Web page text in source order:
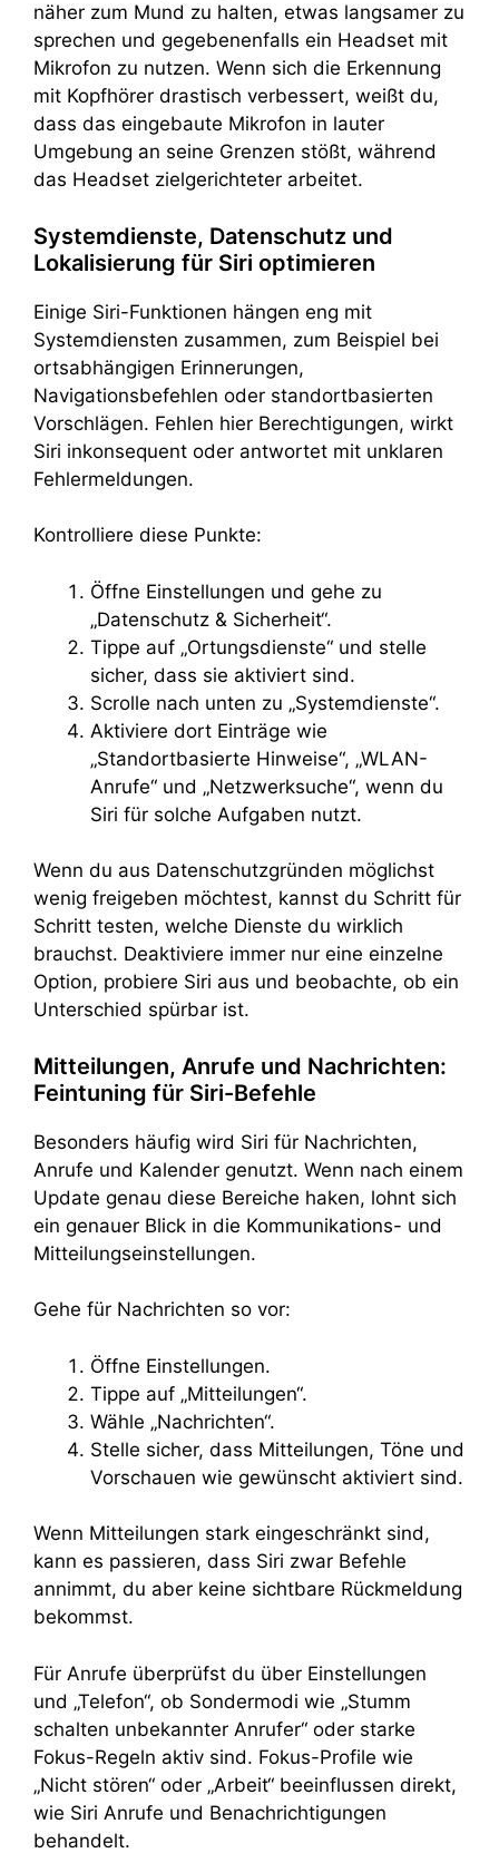
näher zum Mund zu halten, etwas langsamer zu
sprechen und gegebenenfalls ein Headset mit
Mikrofon zu nutzen. Wenn sich die Erkennung
mit Kopfhörer drastisch verbessert, weißt du,
dass das eingebaute Mikrofon in lauter
Umgebung an seine Grenzen stößt, während
das Headset zielgerichteter arbeitet.
Systemdienste, Datenschutz und
Lokalisierung für Siri optimieren
Einige Siri-Funktionen hängen eng mit
Systemdiensten zusammen, zum Beispiel bei
ortsabhängigen Erinnerungen,
Navigationsbefehlen oder standortbasierten
Vorschlägen. Fehlen hier Berechtigungen, wirkt
Siri inkonsequent oder antwortet mit unklaren
Fehlermeldungen.
Kontrolliere diese Punkte:
Öffne Einstellungen und gehe zu
„Datenschutz & Sicherheit“.
Tippe auf „Ortungsdienste“ und stelle
sicher, dass sie aktiviert sind.
Scrolle nach unten zu „Systemdienste“.
Aktiviere dort Einträge wie
„Standortbasierte Hinweise“, „WLAN-
Anrufe“ und „Netzwerksuche“, wenn du
Siri für solche Aufgaben nutzt.
Wenn du aus Datenschutzgründen möglichst
wenig freigeben möchtest, kannst du Schritt für
Schritt testen, welche Dienste du wirklich
brauchst. Deaktiviere immer nur eine einzelne
Option, probiere Siri aus und beobachte, ob ein
Unterschied spürbar ist.
Mitteilungen, Anrufe und Nachrichten:
Feintuning für Siri-Befehle
Besonders häufig wird Siri für Nachrichten,
Anrufe und Kalender genutzt. Wenn nach einem
Update genau diese Bereiche haken, lohnt sich
ein genauer Blick in die Kommunikations- und
Mitteilungseinstellungen.
Gehe für Nachrichten so vor:
Öffne Einstellungen.
Tippe auf „Mitteilungen“.
Wähle „Nachrichten“.
Stelle sicher, dass Mitteilungen, Töne und
Vorschauen wie gewünscht aktiviert sind.
Wenn Mitteilungen stark eingeschränkt sind,
kann es passieren, dass Siri zwar Befehle
annimmt, du aber keine sichtbare Rückmeldung
bekommst.
Für Anrufe überprüfst du über Einstellungen
und „Telefon“, ob Sondermodi wie „Stumm
schalten unbekannter Anrufer“ oder starke
Fokus-Regeln aktiv sind. Fokus-Profile wie
„Nicht stören“ oder „Arbeit“ beeinflussen direkt,
wie Siri Anrufe und Benachrichtigungen
behandelt.